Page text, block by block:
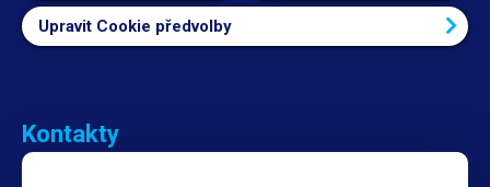
Upravit Cookie předvolby
Kontakty